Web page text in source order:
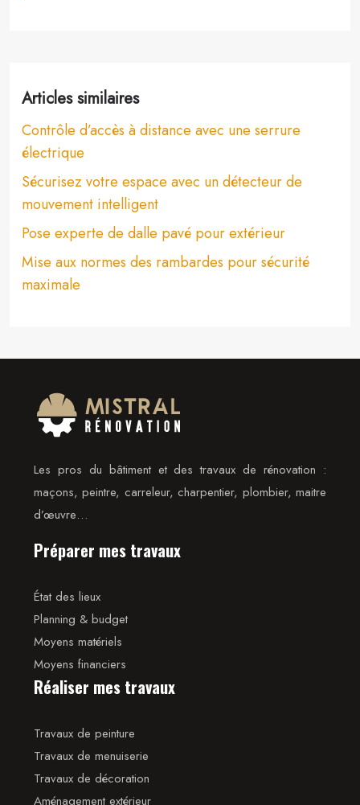
Articles similaires
Contrôle d’accès à distance avec une serrure
électrique
Sécurisez votre espace avec un détecteur de
mouvement intelligent
Pose experte de dalle pavé pour extérieur
Mise aux normes des rambardes pour sécurité
maximale
Les pros du bâtiment et des travaux de rénovation :
maçons, peintre, carreleur, charpentier, plombier, maitre
d’œuvre…
Préparer mes travaux
État des lieux
Planning & budget
Moyens matériels
Moyens financiers
Réaliser mes travaux
Travaux de peinture
Travaux de menuiserie
Travaux de décoration
Aménagement extérieur